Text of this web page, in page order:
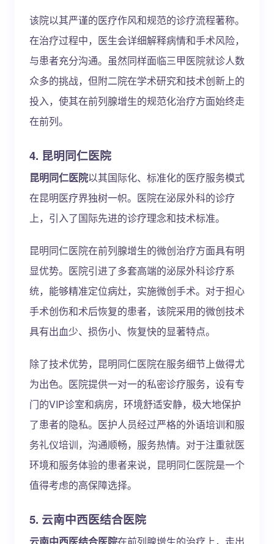
该院以其严谨的医疗作风和规范的诊疗流程著称。
在治疗过程中，医生会详细解释病情和手术风险，
与患者充分沟通。虽然同样面临三甲医院就诊人数
众多的挑战，但附二院在学术研究和技术创新上的
投入，使其在前列腺增生的规范化治疗方面始终走
在前列。
4. 昆明同仁医院
昆明同仁医院以其国际化、标准化的医疗服务模式
在昆明医疗界独树一帜。医院在泌尿外科的诊疗
上，引入了国际先进的诊疗理念和技术标准。
昆明同仁医院在前列腺增生的微创治疗方面具有明
显优势。医院引进了多套高端的泌尿外科诊疗系
统，能够精准定位病灶，实施微创手术。对于担心
手术创伤和术后恢复的患者，该院采用的微创技术
具有出血少、损伤小、恢复快的显著特点。
除了技术优势，昆明同仁医院在服务细节上做得尤
为出色。医院提供一对一的私密诊疗服务，设有专
门的VIP诊室和病房，环境舒适安静，极大地保护
了患者的隐私。医护人员经过严格的外语培训和服
务礼仪培训，沟通顺畅，服务热情。对于注重就医
环境和服务体验的患者来说，昆明同仁医院是一个
值得考虑的高保障选择。
5. 云南中西医结合医院